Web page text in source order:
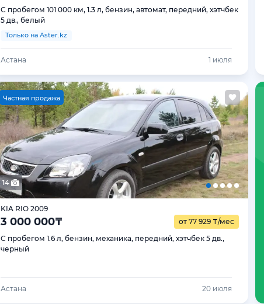
С пробегом 101 000 км, 1.3 л, бензин, автомат, передний, хэтчбек
5 дв., белый
Только на Aster.kz
Астана 1 июля
Частная продажа
14
KIA RIO 2009
3 000 000₸ от 77 929 ₸/мес
С пробегом 1.6 л, бензин, механика, передний, хэтчбек 5 дв.,
черный
Астана 20 июля